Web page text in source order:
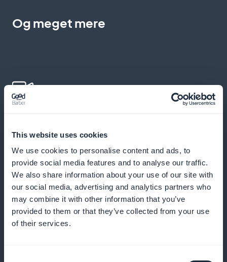
This website uses cookies
We use cookies to personalise content and ads, to
provide social media features and to analyse our traffic.
We also share information about your use of our site with
our social media, advertising and analytics partners who
may combine it with other information that you’ve
provided to them or that they’ve collected from your use
of their services.
Og meget mere
videoer og praktiske demonstrationer
Send push-meddelelser